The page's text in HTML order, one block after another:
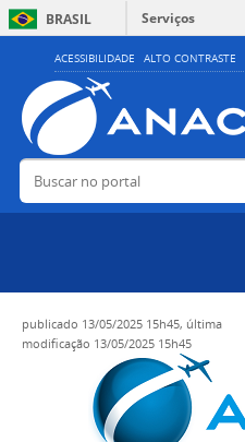
ACESSIBILIDADE ALTO CONTRASTE
BRASIL
Serviços
Buscar no portal
publicado 13/05/2025 15h45, última
modificação 13/05/2025 15h45